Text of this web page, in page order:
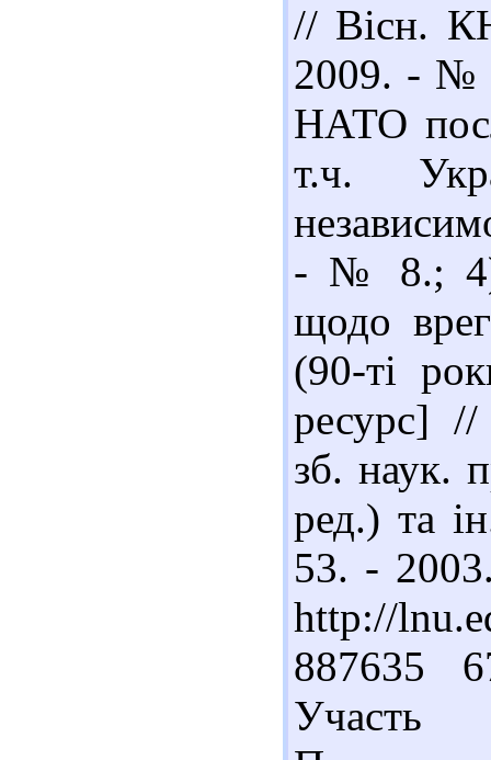
// Вісн.
2009. - №
НАТО
т.ч.
- № 8.; 4)
щодо
(90-ті
ресурс] //
зб. наук.
ред.) та
53. -
http://
887635